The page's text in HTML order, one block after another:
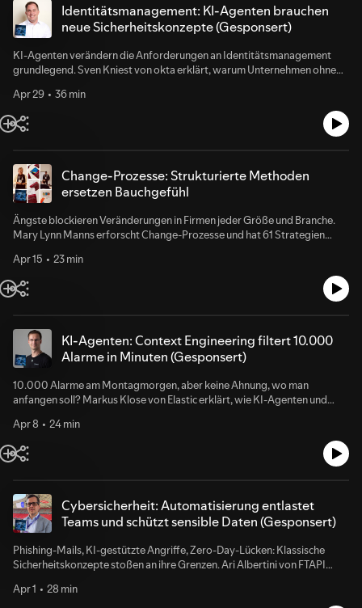
Identitätsmanagement: KI-Agenten brauchen
neue Sicherheitskonzepte (Gesponsert)
KI-Agenten verändern die Anforderungen an Identitätsmanagement
grundlegend. Sven Kniest von okta erklärt, warum Unternehmen ohne
Prinzipien nötig sind, um Risiken zu beherrschen und Vertrauen zu
schaffen.
Apr 29 36 min
Change-Prozesse: Strukturierte Methoden
ersetzen Bauchgefühl
Ängste blockieren Veränderungen in Firmen jeder Größe und Branche.
Mary Lynn Manns erforscht Change-Prozesse und hat 61 Strategien
München zeigte sie mit Thomas Ronzon, wie das in der Praxis
funktioniert.
Apr 15 23 min
KI-Agenten: Context Engineering filtert 10.000
Alarme in Minuten (Gesponsert)
10.000 Alarme am Montagmorgen, aber keine Ahnung, wo man
anfangen soll? Markus Klose von Elastic erklärt, wie KI-Agenten und
entscheidenden Informationen zu filtern und Probleme direkt zu lösen.
Apr 8 24 min
Cybersicherheit: Automatisierung entlastet
Teams und schützt sensible Daten (Gesponsert)
Phishing-Mails, KI-gestützte Angriffe, Zero-Day-Lücken: Klassische
Sicherheitskonzepte stoßen an ihre Grenzen. Ari Albertini von FTAPI
Gleichung nehmen müssen – und wie digitale Souveränität in Europa
Apr 1 28 min